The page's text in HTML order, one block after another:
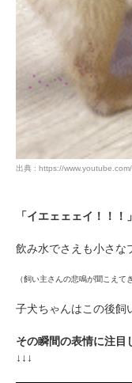
出典 : https://
「イエェェェイ！！！」
飲み水でさえも小さな
（飼い主さんの悲鳴が聞こえて
子犬ちゃんはこの後飼
その瞬間の表情に注目
↓↓↓